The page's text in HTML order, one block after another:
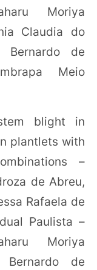
Moriya
Claudia do
Bernardo de
Meio
blight in
plantlets with
–
de Abreu,
Rafaela de
Paulista –
Moriya
Bernardo de